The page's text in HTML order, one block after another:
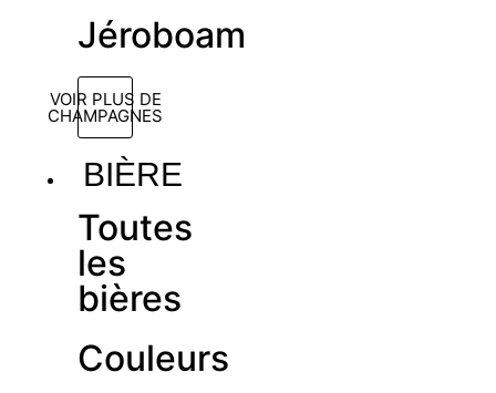
Jéroboam
VOIR PLUS DE
CHAMPAGNES
BIÈRE
Toutes
les
bières
Couleurs